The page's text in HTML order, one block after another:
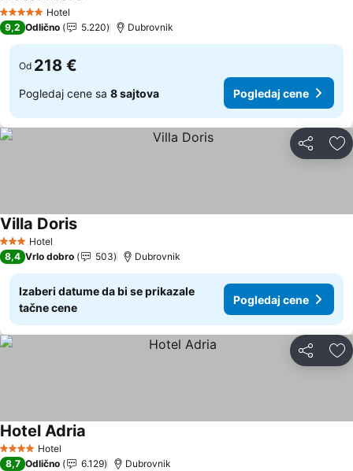
5 ZvezdiceHotel
9,2 Odlično 5.220 Dubrovnik
Od 218 €
Pogledaj cene sa 8 sajtova Pogledaj cene
Deli
3 Zvezdice
Hotel
Villa Doris
8,4 Vrlo dobro 503 Dubrovnik
Izaberi datume da bi se prikazale
tačne cene
Pogledaj cene
Deli
4 ZvezdiceHotel
Hotel Adria
8,7 Odlično 6.129 Dubrovnik